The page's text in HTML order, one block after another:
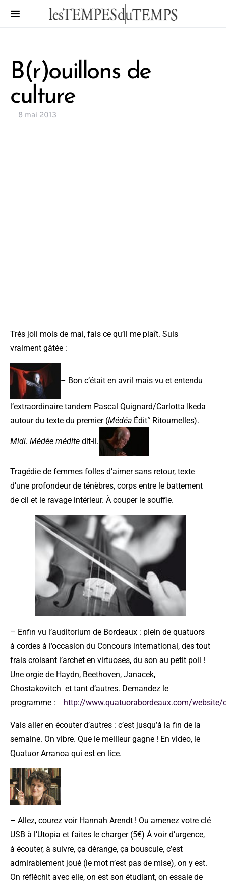
B(r)ouillons de
culture
8 mai 2013
Très joli mois de mai, fais ce qu’il me plaît. Suis
vraiment gâtée :
– Bon c’était en avril mais vu et entendu
l’extraordinaire tandem Pascal Quignard/Carlotta Ikeda
autour du texte du premier (Médéa Édit° Ritournelles).
Midi. Médée médite dit-il.
Tragédie de femmes folles d’aimer sans retour, texte
d’une profondeur de ténèbres, corps entre le battement
de cil et le ravage intérieur. À couper le souffle.
– Enfin vu l’auditorium de Bordeaux : plein de quatuors
à cordes à l’occasion du Concours international, des tout
frais croisant l’archet en virtuoses, du son au petit poil !
Une orgie de Haydn, Beethoven, Janacek,
Chostakovitch et tant d’autres. Demandez le
programme : http://www.quatuorabordeaux.com/website/
Vais aller en écouter d’autres : c’est jusqu’à la fin de la
semaine. On vibre. Que le meilleur gagne ! En video, le
Quatuor Arranoa qui est en lice.
– Allez, courez voir Hannah Arendt ! Ou amenez votre clé
USB à l’Utopia et faites le charger (5€) À voir d’urgence,
à écouter, à suivre, ça dérange, ça bouscule, c’est
admirablement joué (le mot n’est pas de mise), on y est.
On réfléchit avec elle, on est son étudiant, on essaie de